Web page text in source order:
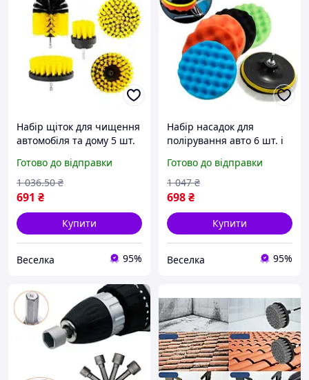
Набір щіток для чищення
автомобіля та дому 5 шт.
та дриля універсальні
FLAME
Готово до відправки
691 ₴
1 036.50 ₴
Купити
Веселка 95%
Набір насадок для
полірування авто 6 шт. і
для дриля та
шурупокрута FLAME
Готово до відправки
698₴
1 047 ₴
Купити
Веселка 95%